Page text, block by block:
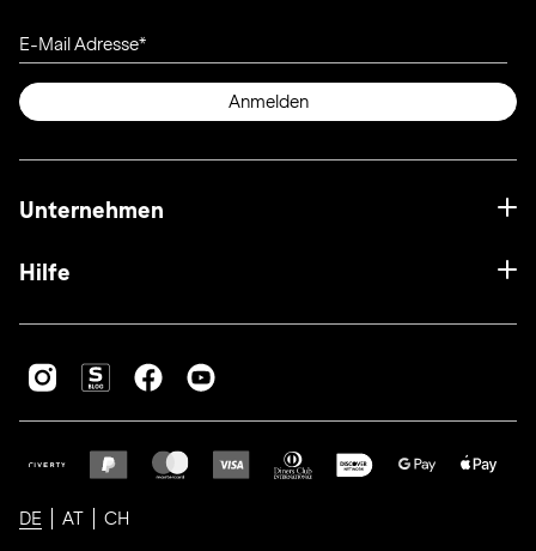
E-Mail Adresse
Anmelden
Unternehmen
Hilfe
DE AT CH